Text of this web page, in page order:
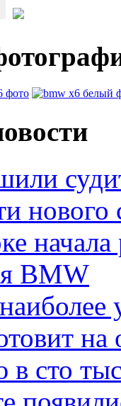
нового
начала
BMW
на
в сто